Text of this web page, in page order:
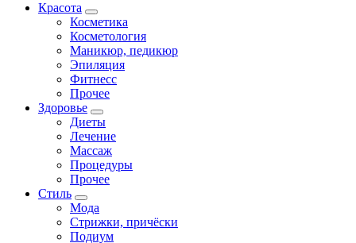
Красота
Косметика
Косметология
Маникюр, педикюр
Эпиляция
Фитнесс
Прочее
Здоровье
Диеты
Лечение
Массаж
Процедуры
Прочее
Стиль
Мода
Стрижки, причёски
Подиум